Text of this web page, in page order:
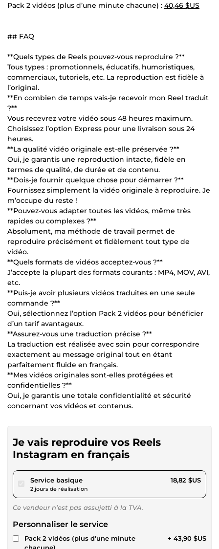
Pack 2 vidéos (plus d’une minute chacune) : 40,46 $US
## FAQ
**Quels types de Reels pouvez-vous reproduire ?**
Tous types : promotionnels, éducatifs, humoristiques,
commerciaux, tutoriels, etc. La reproduction est fidèle à
l’original.
**En combien de temps vais-je recevoir mon Reel traduit
?**
Vous recevrez votre vidéo sous 48 heures maximum.
Choisissez l’option Express pour une livraison sous 24
heures.
**La qualité vidéo originale est-elle préservée ?**
Oui, je garantis une reproduction intacte, fidèle en
termes de qualité, de durée et de contenu.
**Dois-je fournir quelque chose pour démarrer ?**
Fournissez simplement la vidéo originale à reproduire. Je
m’occupe du reste !
**Pouvez-vous adapter toutes les vidéos, même très
rapides ou complexes ?**
Absolument, ma méthode de travail permet de
reproduire précisément et fidèlement tout type de
vidéo.
**Quels formats de vidéos acceptez-vous ?**
J’accepte la plupart des formats courants : MP4, MOV, AVI,
etc.
**Puis-je avoir plusieurs vidéos traduites en une seule
commande ?**
Oui, sélectionnez l’option Pack 2 vidéos pour bénéficier
d’un tarif avantageux.
**Assurez-vous une traduction précise ?**
La traduction est réalisée avec soin pour correspondre
exactement au message original tout en étant
parfaitement fluide en français.
**Mes vidéos originales sont-elles protégées et
confidentielles ?**
Oui, je garantis une totale confidentialité et sécurité
concernant vos vidéos et contenus.
Je vais reproduire vos Reels
Instagram en français
Service basiquepour 17,34 $US
2 jours de réalisation
18,82 $US
Ce vendeur n’est pas assujetti à la TVA.
Personnaliser le service
Pack 2 vidéos (plus d’une minute
+ 43,90 $US